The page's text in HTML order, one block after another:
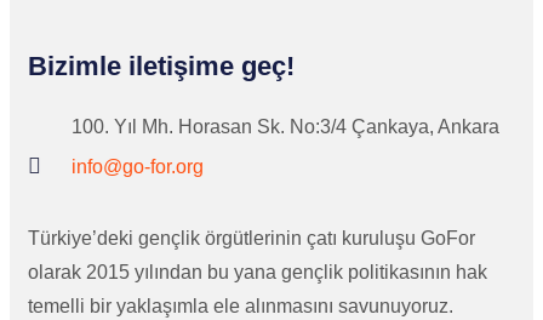
Bizimle iletişime geç!​
100. Yıl Mh. Horasan Sk. No:3/4 Çankaya, Ankara
info@go-for.org
Türkiye’deki gençlik örgütlerinin çatı kuruluşu GoFor
olarak 2015 yılından bu yana gençlik politikasının hak
temelli bir yaklaşımla ele alınmasını savunuyoruz.